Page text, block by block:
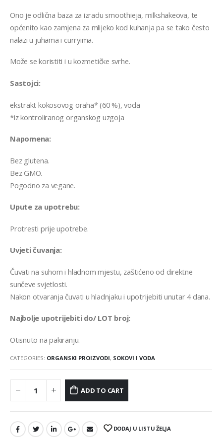
Ono je odlična baza za izradu smoothieja, milkshakeova, te
općenito kao zamjena za mlijeko kod kuhanja pa se tako često
nalazi u juhama i curryima.
Može se koristiti i u kozmetičke svrhe.
Sastojci:
ekstrakt kokosovog oraha* (60 %), voda
*iz kontroliranog organskog uzgoja
Napomena:
Bez glutena.
Bez GMO.
Pogodno za vegane.
Upute za upotrebu:
Protresti prije upotrebe.
Uvjeti čuvanja:
Čuvati na suhom i hladnom mjestu, zaštićeno od direktne
sunčeve svjetlosti.
Nakon otvaranja čuvati u hladnjaku i upotrijebiti unutar 4 dana.
Najbolje upotrijebiti do/ LOT broj:
Otisnuto na pakiranju.
CATEGORIES: ORGANSKI PROIZVODI, SOKOVI I VODA
ADD TO CART
DODAJ U LISTU ŽELJA